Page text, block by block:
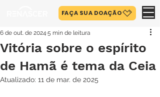
FAÇA SUA DOAÇÃO
Vitória sobre o espírito
de Hamã é tema da Ceia
6 de out. de 2024 5 min de leitura
Atualizado: 11 de mar. de 2025